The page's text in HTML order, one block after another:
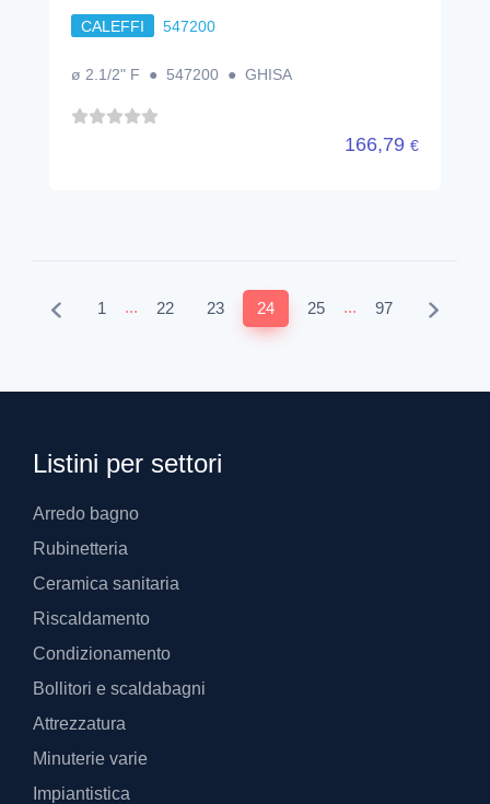
CALEFFI 547200
ø 2.1/2" F ● 547200 ● GHISA
166,79 €
1 ... 22 23 24 25 ... 97
Listini per settori
Arredo bagno
Rubinetteria
Ceramica sanitaria
Riscaldamento
Condizionamento
Bollitori e scaldabagni
Attrezzatura
Minuterie varie
Impiantistica